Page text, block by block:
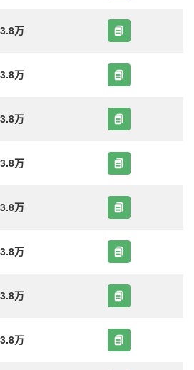
3.8万
3.8万
3.8万
3.8万
3.8万
3.8万
3.8万
3.8万